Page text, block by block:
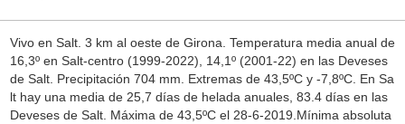
Vivo en Salt. 3 km al oeste de Girona. Temperatura media anual de
16,3º en Salt-centro (1999-2022), 14,1º (2001-22) en las Deveses
de Salt. Precipitación 704 mm. Extremas de 43,5ºC y -7,8ºC. En Sa
lt hay una media de 25,7 días de helada anuales, 83.4 días en las
Deveses de Salt. Máxima de 43,5ºC el 28-6-2019.Mínima absoluta